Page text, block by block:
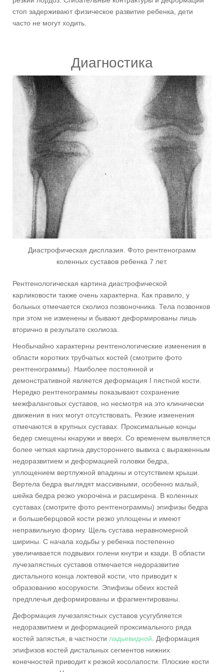
стоп задерживают физическое развитие ребенка, дети
часто не могут ходить.
Диагностика
Диастрофическая дисплазия. Фото рентгенограмм
коленных суставов ребенка 7 лет.
Рентгенологическая картина диастрофической
карликовости также очень характерна. Как правило, у
больных отмечается сколиоз позвоночника. Тела позвонков
при этом не изменены и бывают деформированы лишь
вторично в результате сколиоза.
Необычайно характерны рентгенологические изменения в
области коротких трубчатых костей (смотрите фото
рентгенограммы). Наиболее постоянной и
демонстративной является деформация I пястной кости.
Нередко рентгенограммы показывают сохранение
межфаланговых суставов, но несмотря на это клинически
движения в них могут отсутствовать. Резкие изменения
отмечаются в крупных суставах. Проксимальные концы
бедер смещены кнаружи и вверх. Со временем выявляется
более четкая картина двустороннего вывиха с выраженным
недоразвитием и деформацией головки бедра,
уплощением вертлужной впадины и отсутствием крыши.
Вертела бедра выглядят массивными, особенно малый,
шейка бедра резко укорочена и расширена. В коленных
суставах (смотрите фото рентгенограммы) эпифизы бедра
и большеберцовой кости резко уплощены и имеют
неправильную форму. Щель сустава неравномерной
ширины. С начала ходьбы у ребенка постепенно
увеличивается подвывих голени кнутри и кзади. В области
лучезапястных суставов отмечается недоразвитие
дистального конца локтевой кости, что приводит к
образованию косорукости. Эпифизы обеих костей
предплечья деформированы и фрагментированы.
Деформация лучезапястных суставов усугубляется
недоразвитием и деформацией проксимального ряда
костей запястья, в частности ладьевидной . Деформация
эпифизов костей дистальных сегментов нижних
конечностей приводит к резкой косолапости. Плоские кости